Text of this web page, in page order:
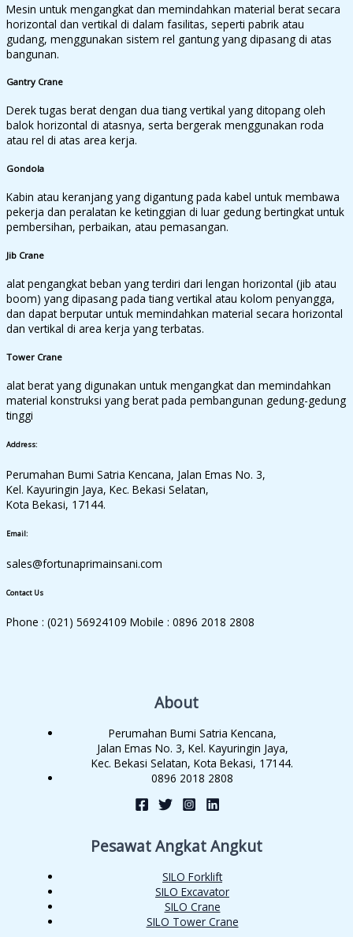
Mesin untuk mengangkat dan memindahkan material berat secara
horizontal dan vertikal di dalam fasilitas, seperti pabrik atau
gudang, menggunakan sistem rel gantung yang dipasang di atas
bangunan.
Gantry Crane
Derek tugas berat dengan dua tiang vertikal yang ditopang oleh
balok horizontal di atasnya, serta bergerak menggunakan roda
atau rel di atas area kerja.
Gondola
Kabin atau keranjang yang digantung pada kabel untuk membawa
pekerja dan peralatan ke ketinggian di luar gedung bertingkat untuk
pembersihan, perbaikan, atau pemasangan.
Jib Crane
alat pengangkat beban yang terdiri dari lengan horizontal (jib atau
boom) yang dipasang pada tiang vertikal atau kolom penyangga,
dan dapat berputar untuk memindahkan material secara horizontal
dan vertikal di area kerja yang terbatas.
Tower Crane
alat berat yang digunakan untuk mengangkat dan memindahkan
material konstruksi yang berat pada pembangunan gedung-gedung
tinggi
Address:
Perumahan Bumi Satria Kencana, Jalan Emas No. 3,
Kel. Kayuringin Jaya, Kec. Bekasi Selatan,
Kota Bekasi, 17144.
Email:
sales@fortunaprimainsani.com
Contact Us
Phone : (021) 56924109 Mobile : 0896 2018 2808
About
Perumahan Bumi Satria Kencana,
Jalan Emas No. 3, Kel. Kayuringin Jaya,
Kec. Bekasi Selatan, Kota Bekasi, 17144.
0896 2018 2808
Pesawat Angkat Angkut
SILO Forklift
SILO Excavator
SILO Crane
SILO Tower Crane